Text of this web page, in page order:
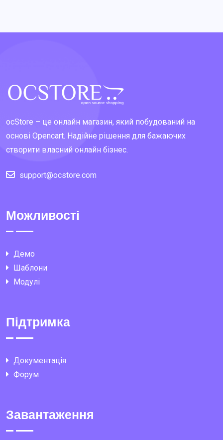
ocStore – це онлайн магазин, який побудований на
основі Opencart. Надійне рішення для бажаючих
створити власний онлайн бізнес.
support@ocstore.com
Можливості
Демо
Шаблони
Модулі
Підтримка
Документація
Форум
Завантаження